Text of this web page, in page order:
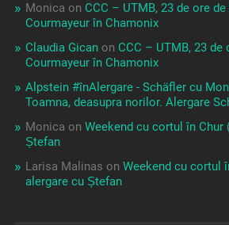
Monica on CCC – UTMB, 23 de ore
Courmayeur în Chamonix
Claudia Gicanon CCC – UTMB, 23
Courmayeur în Chamonix
Alpstein #înAlergare - Schäfler cu
Toamna, deasupra norilor. Alergare
Monica on Weekend cu cortul în Chur
Ștefan
Larisa Malinas on Weekend cu cortul
alergare cu Ștefan